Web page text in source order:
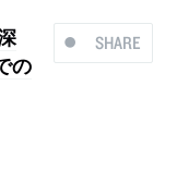
SHARE
の